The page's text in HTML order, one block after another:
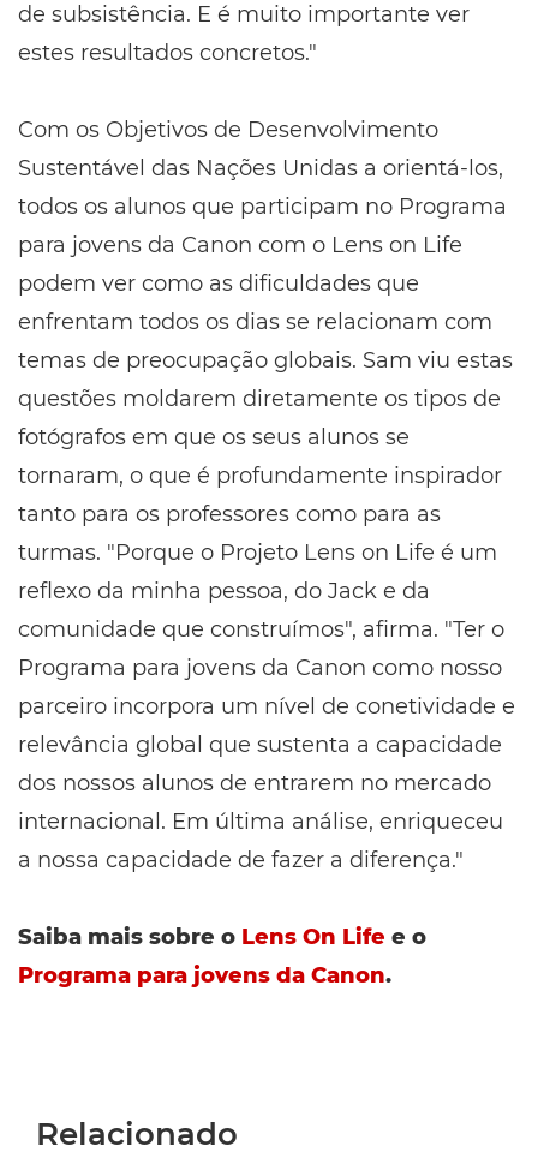
de subsistência. E é muito importante ver
estes resultados concretos."
Com os Objetivos de Desenvolvimento
Sustentável das Nações Unidas a orientá-los,
todos os alunos que participam no Programa
para jovens da Canon com o Lens on Life
podem ver como as dificuldades que
enfrentam todos os dias se relacionam com
temas de preocupação globais. Sam viu estas
questões moldarem diretamente os tipos de
fotógrafos em que os seus alunos se
tornaram, o que é profundamente inspirador
tanto para os professores como para as
turmas. "Porque o Projeto Lens on Life é um
reflexo da minha pessoa, do Jack e da
comunidade que construímos", afirma. "Ter o
Programa para jovens da Canon como nosso
parceiro incorpora um nível de conetividade e
relevância global que sustenta a capacidade
dos nossos alunos de entrarem no mercado
internacional. Em última análise, enriqueceu
a nossa capacidade de fazer a diferença."
Saiba mais sobre o Lens On Life e o
Programa para jovens da Canon.
Relacionado